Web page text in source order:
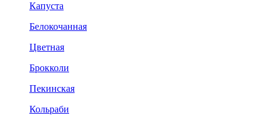
Капуста
Белокочанная
Цветная
Брокколи
Пекинская
Кольраби